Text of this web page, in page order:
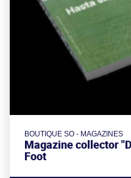
BOUTIQUE SO - MAGAZINES
Magazine collector
Foot